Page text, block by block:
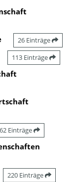
26 Einträge
113 Einträge
Einträge
220 Einträge